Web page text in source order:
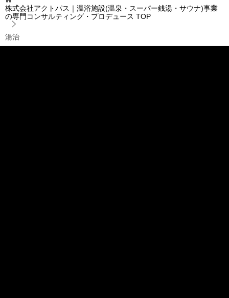
株式会社アクトパス｜温浴施設(温泉・スーパー銭湯・サウナ)事業
の専門コンサルティング・プロデュース TOP
湯治